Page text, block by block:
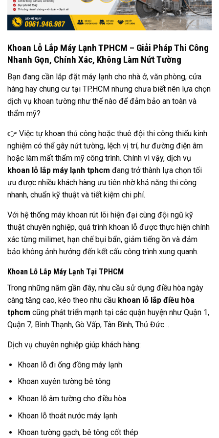
Khoan Lỗ Lắp Máy Lạnh TPHCM – Giải Pháp Thi Công
Nhanh Gọn, Chính Xác, Không Làm Nứt Tường
Bạn đang cần lắp đặt máy lạnh cho nhà ở, văn phòng, cửa
hàng hay chung cư tại TP.HCM nhưng chưa biết nên lựa chọn
dịch vụ khoan tường như thế nào để đảm bảo an toàn và
thẩm mỹ?
👉 Việc tự khoan thủ công hoặc thuê đội thi công thiếu kinh
nghiệm có thể gây nứt tường, lệch vị trí, hư đường điện âm
hoặc làm mất thẩm mỹ công trình. Chính vì vậy, dịch vụ
khoan lỗ lắp máy lạnh tphcm đang trở thành lựa chọn tối
ưu được nhiều khách hàng ưu tiên nhờ khả năng thi công
nhanh, chuẩn kỹ thuật và tiết kiệm chi phí.
Với hệ thống máy khoan rút lõi hiện đại cùng đội ngũ kỹ
thuật chuyên nghiệp, quá trình khoan lỗ được thực hiện chính
xác từng milimet, hạn chế bụi bẩn, giảm tiếng ồn và đảm
bảo không ảnh hưởng đến kết cấu công trình xung quanh.
Khoan Lỗ Lắp Máy Lạnh Tại TPHCM
Trong những năm gần đây, nhu cầu sử dụng điều hòa ngày
càng tăng cao, kéo theo nhu cầu khoan lỗ lắp điều hòa
tphcm cũng phát triển mạnh tại các quận huyện như Quận 1,
Quận 7, Bình Thạnh, Gò Vấp, Tân Bình, Thủ Đức…
Dịch vụ chuyên nghiệp giúp khách hàng:
Khoan lỗ đi ống đồng máy lạnh
Khoan xuyên tường bê tông
Khoan lỗ âm tường cho điều hòa
Khoan lỗ thoát nước máy lạnh
Khoan tường gạch, bê tông cốt thép